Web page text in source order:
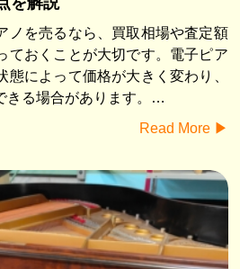
ノを売るなら、買取相場や査定額
ておくことが大切です。電子ピア
態によって価格が大きく変わり、
きる場合があります。…
Read More ▶︎